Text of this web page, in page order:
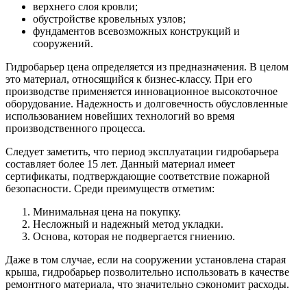
верхнего слоя кровли;
обустройстве кровельных узлов;
фундаментов всевозможных конструкций и
сооружений.
Гидробарьер цена определяется из предназначения. В целом
это материал, относящийся к бизнес-классу. При его
производстве применяется инновационное высокоточное
оборудование. Надежность и долговечность обусловленные
использованием новейших технологий во время
производственного процесса.
Следует заметить, что период эксплуатации гидробарьера
составляет более 15 лет. Данный материал имеет
сертификаты, подтверждающие соответствие пожарной
безопасности. Среди преимуществ отметим:
Минимальная цена на покупку.
Несложный и надежный метод укладки.
Основа, которая не подвергается гниению.
Даже в том случае, если на сооружении установлена старая
крыша, гидробарьер позволительно использовать в качестве
ремонтного материала, что значительно сэкономит расходы.